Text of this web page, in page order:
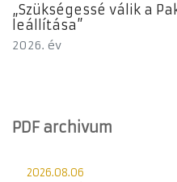
„Szükségessé válik a
leállítása”
2026. év
PDF archivum
2026.08.06